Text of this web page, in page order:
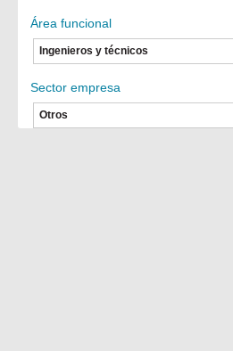
Área funcional
Ingenieros y técnicos
Sector empresa
Otros